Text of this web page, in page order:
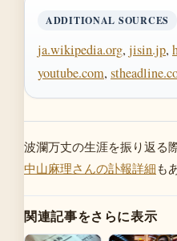
ADDITIONAL SOURCES
ja.wikipedia.org, jisin.jp,
youtube.com,
波瀾万丈の生涯を振り返る際
中山麻理さんの訃報詳細 も
関連記事をさらに表示